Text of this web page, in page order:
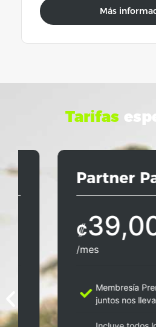
Más
Tarifas
Partner Pass
39,000
Membresía Premium
juntos nos lleva más